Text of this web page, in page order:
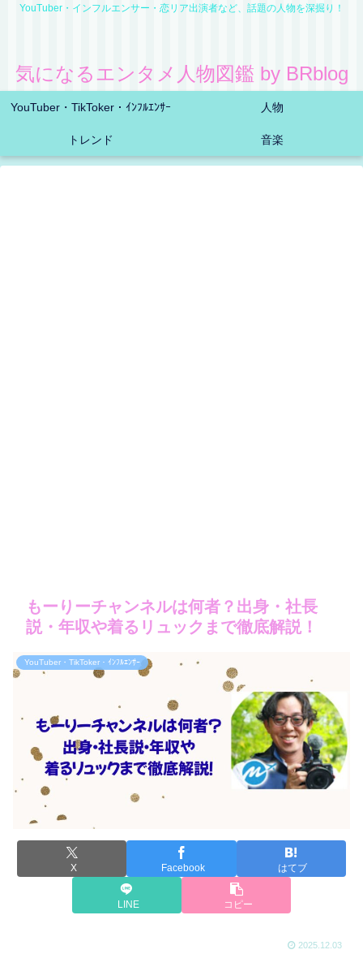
YouTuber・インフルエンサー・恋リア出演者など、話題の人物を深掘り！
気になるエンタメ人物図鑑 by BRblog
YouTuber・TikToker・ｲﾝﾌﾙｴﾝｻｰ 人物
トレンド 音楽
もーりーチャンネルは何者？出身・社長
説・年収や着るリュックまで徹底解説！
YouTuber・TikToker・ｲﾝﾌﾙｴﾝｻｰ
X Facebook はてブ
LINE コピー
2025.12.03